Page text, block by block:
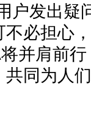
户发出疑
必担心
并肩前
同为人